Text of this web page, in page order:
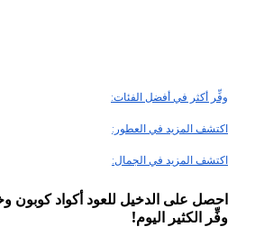
وفِّر أكثر في أفضل الفئات:
اكتشف المزيد في العطور:
اكتشف المزيد في الجمال:
احصل على الدخيل للعود أكواد
وفِّر الكثير اليوم!